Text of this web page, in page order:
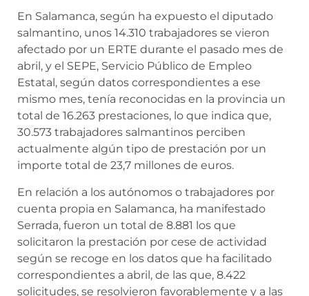
En Salamanca, según ha expuesto el diputado
salmantino, unos 14.310 trabajadores se vieron
afectado por un ERTE durante el pasado mes de
abril, y el SEPE, Servicio Público de Empleo
Estatal, según datos correspondientes a ese
mismo mes, tenía reconocidas en la provincia un
total de 16.263 prestaciones, lo que indica que,
30.573 trabajadores salmantinos perciben
actualmente algún tipo de prestación por un
importe total de 23,7 millones de euros.
En relación a los autónomos o trabajadores por
cuenta propia en Salamanca, ha manifestado
Serrada, fueron un total de 8.881 los que
solicitaron la prestación por cese de actividad
según se recoge en los datos que ha facilitado
correspondientes a abril, de las que, 8.422
solicitudes, se resolvieron favorablemente y a las